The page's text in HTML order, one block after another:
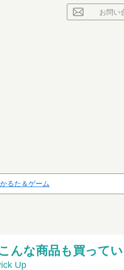
お問い
かるた＆ゲーム
んな商品も買って
Up